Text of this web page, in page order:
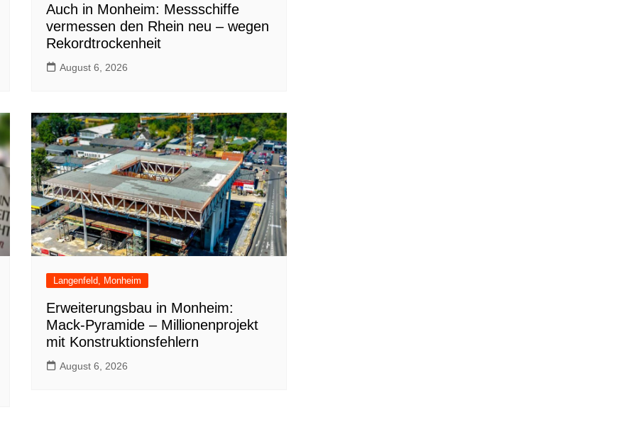
Auch in Monheim: Messschiffe
vermessen den Rhein neu – wegen
Rekordtrockenheit
August 6, 2026
Langenfeld, Monheim
Erweiterungsbau in Monheim:
Mack-Pyramide – Millionenprojekt
mit Konstruktionsfehlern
August 6, 2026